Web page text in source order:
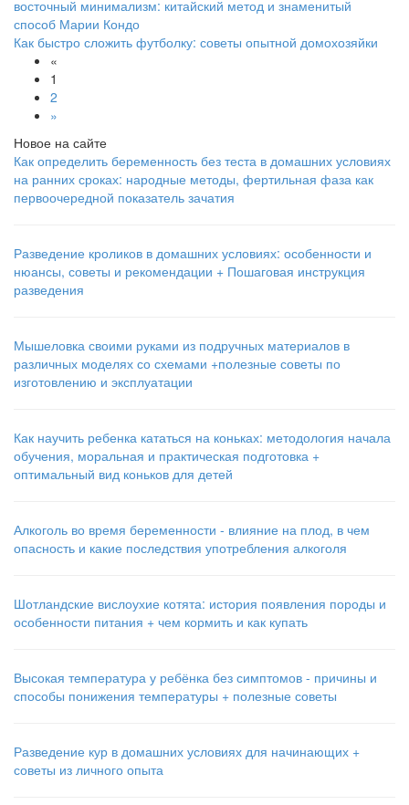
Как быстро сложить футболку: советы опытной домохозяйки
«
1
2
»
Новое на сайте
Как определить беременность без теста в домашних условиях
на ранних сроках: народные методы, фертильная фаза как
первоочередной показатель зачатия
Разведение кроликов в домашних условиях: особенности и
нюансы, советы и рекомендации + Пошаговая инструкция
разведения
Мышеловка своими руками из подручных материалов в
различных моделях со схемами +полезные советы по
изготовлению и эксплуатации
Как научить ребенка кататься на коньках: методология начала
обучения, моральная и практическая подготовка +
оптимальный вид коньков для детей
Алкоголь во время беременности - влияние на плод, в чем
опасность и какие последствия употребления алкоголя
Шотландские вислоухие котята: история появления породы и
особенности питания + чем кормить и как купать
Высокая температура у ребёнка без симптомов - причины и
способы понижения температуры + полезные советы
Разведение кур в домашних условиях для начинающих +
советы из личного опыта